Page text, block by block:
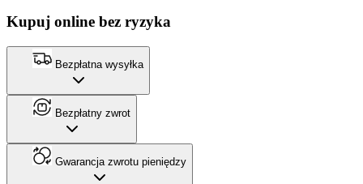
Kupuj online bez ryzyka
Bezpłatna wysyłka
Bezpłatny zwrot
Gwarancja zwrotu pieniędzy